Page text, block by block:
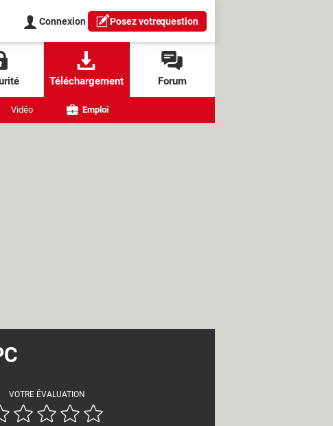
Connexion Posez votrequestion
Téléchargement Forum
Vidéo Emploi
VOTRE ÉVALUATION